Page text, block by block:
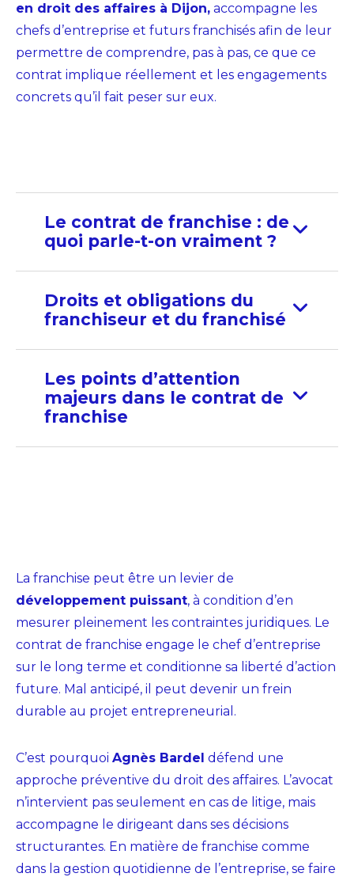
en droit des affaires à Dijon, accompagne les
chefs d’entreprise et futurs franchisés afin de leur
permettre de comprendre, pas à pas, ce que ce
contrat implique réellement et les engagements
concrets qu’il fait peser sur eux.
Le contrat de franchise : de
quoi parle-t-on vraiment ?
Droits et obligations du
franchiseur et du franchisé
Les points d’attention
majeurs dans le contrat de
franchise
La franchise peut être un levier de
développement puissant, à condition d’en
mesurer pleinement les contraintes juridiques. Le
contrat de franchise engage le chef d’entreprise
sur le long terme et conditionne sa liberté d’action
future. Mal anticipé, il peut devenir un frein
durable au projet entrepreneurial.
C’est pourquoi Agnès Bardel défend une
approche préventive du droit des affaires. L’avocat
n’intervient pas seulement en cas de litige, mais
accompagne le dirigeant dans ses décisions
structurantes. En matière de franchise comme
dans la gestion quotidienne de l’entreprise, se faire